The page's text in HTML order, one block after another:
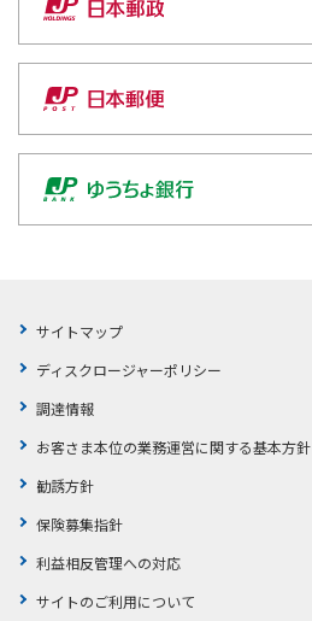
ラジオ体操・みんなの体操
ラジオ体操ポータルサイト
かんぽジャンクション
サイトマップ
ディスクロージャーポリシー
調達情報
お客さま本位の業務運営に関する基本方針
勧誘方針
保険募集指針
利益相反管理への対応
サイトのご利用について